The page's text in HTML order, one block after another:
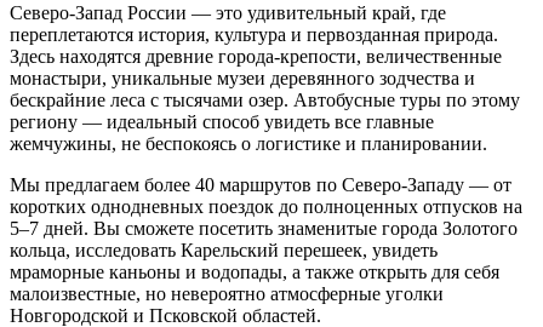
Северо-Запад России — это удивительный край, где
переплетаются история, культура и первозданная природа.
Здесь находятся древние города-крепости, величественные
монастыри, уникальные музеи деревянного зодчества и
бескрайние леса с тысячами озер. Автобусные туры по этому
региону — идеальный способ увидеть все главные
жемчужины, не беспокоясь о логистике и планировании.
Мы предлагаем более 40 маршрутов по Северо-Западу — от
коротких однодневных поездок до полноценных отпусков на
5–7 дней. Вы сможете посетить знаменитые города Золотого
кольца, исследовать Карельский перешеек, увидеть
мраморные каньоны и водопады, а также открыть для себя
малоизвестные, но невероятно атмосферные уголки
Новгородской и Псковской областей.